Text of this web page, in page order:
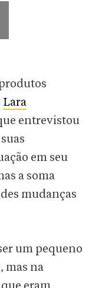
Lara
entrevistou
em seu
a soma
mudanças
um pequeno
mas na